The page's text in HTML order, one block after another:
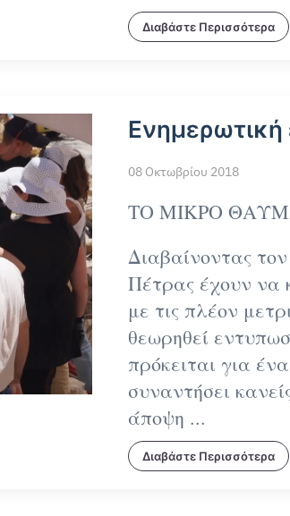
Διαβάστε Περισσότερα
Ενημερωτική
08 Οκτωβρίου 2018
ΤΟ ΜΙΚΡΟ
Διαβαίνοντας
Πέτρας έχουν να
με τις πλέον
θεωρηθεί
πρόκειται για
συναντήσει
άποψη ...
Διαβάστε Περισσότερα